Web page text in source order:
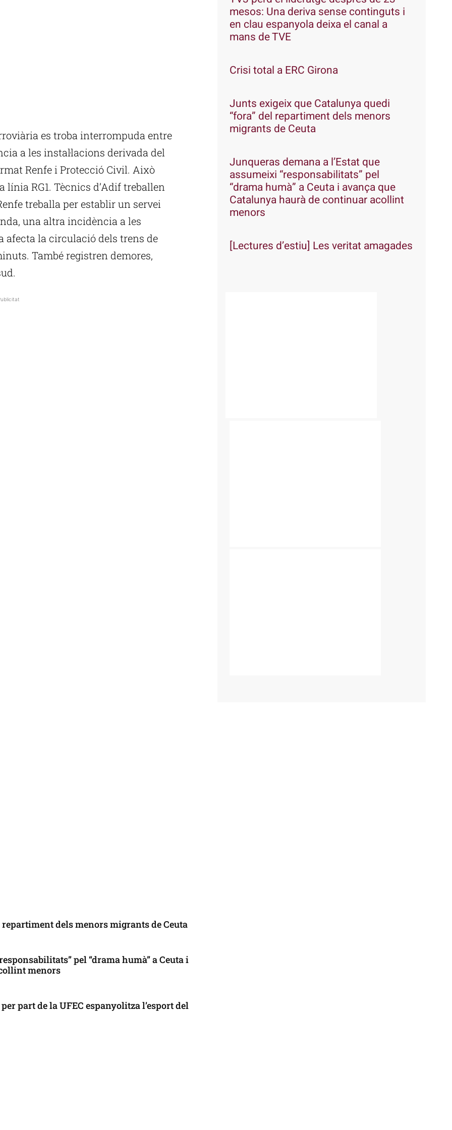
es troba interrompuda entre
a les instal·lacions derivada del
Renfe i Protecció Civil. Això
RG1. Tècnics d’Adif treballen
treballa per establir un servei
una altra incidència a les
afecta la circulació dels trens de
També registren demores,
dels menors migrants de Ceuta
pel “drama humà” a Ceuta i
menors
part de la UFEC espanyolitza l’esport del
mesos: Una deriva sense continguts i
en clau espanyola deixa el canal a
mans de TVE
Crisi total a ERC Girona
Junts exigeix que Catalunya quedi
“fora” del repartiment dels menors
migrants de Ceuta
Junqueras demana a l’Estat que
assumeixi “responsabilitats” pel
“drama humà” a Ceuta i avança que
Catalunya haurà de continuar acollint
menors
[Lectures d’estiu] Les veritat amagades